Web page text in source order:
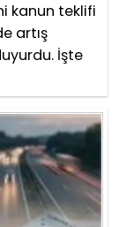
kanun teklifi
artış
İşte